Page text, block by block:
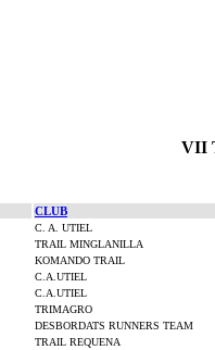
VII
CLUB
C. A. UTIEL
TRAIL MINGLANILLA
KOMANDO TRAIL
C.A.UTIEL
C.A.UTIEL
TRIMAGRO
DESBORDATS RUNNERS TEAM
TRAIL REQUENA